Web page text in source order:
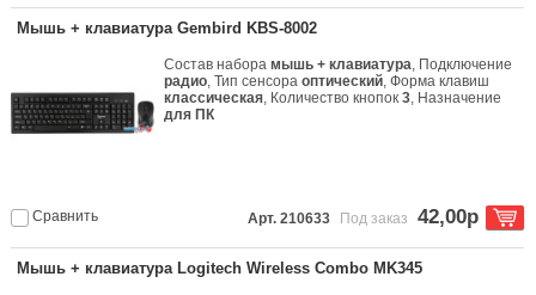
Мышь + клавиатура Gembird KBS-8002
Состав наборамышь + клавиатура, Подключение
радио, Тип сенсораоптический, Форма клавиш
классическая, Количество кнопок3, Назначение
для ПК
Сравнить Арт. 210633 Под заказ 42,00р
Мышь + клавиатура Logitech Wireless Combo MK345